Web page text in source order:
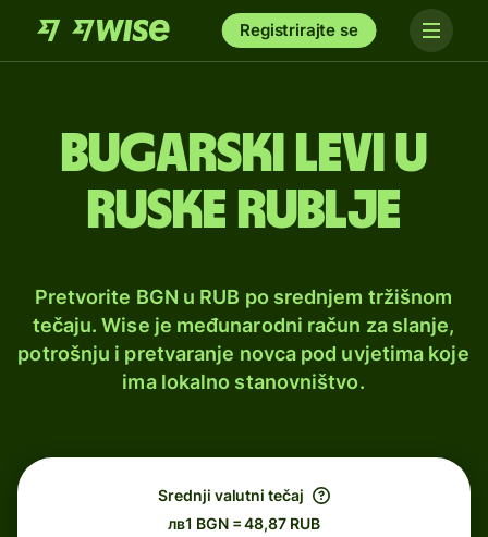
Registrirajte se
Bugarski levi u
ruske rublje
Pretvorite BGN u RUB po srednjem tržišnom
tečaju. Wise je međunarodni račun za slanje,
potrošnju i pretvaranje novca pod uvjetima koje
ima lokalno stanovništvo.
Srednji valutni tečaj
лв1 BGN = 48,87 RUB